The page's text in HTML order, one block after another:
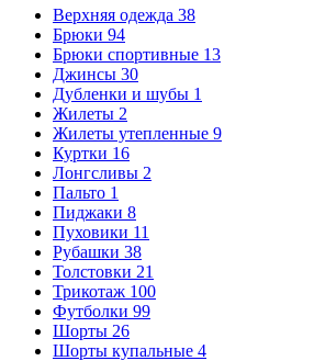
Верхняя одежда 38
Брюки 94
Брюки спортивные 13
Джинсы 30
Дубленки и шубы 1
Жилеты 2
Жилеты утепленные 9
Куртки 16
Лонгсливы 2
Пальто 1
Пиджаки 8
Пуховики 11
Рубашки 38
Толстовки 21
Трикотаж 100
Футболки 99
Шорты 26
Шорты купальные 4